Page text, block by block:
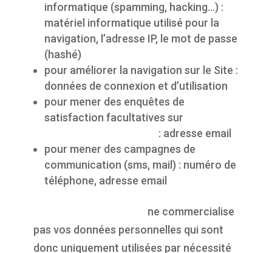
informatique (spamming, hacking…) :
matériel informatique utilisé pour la
navigation, l’adresse IP, le mot de passe
(hashé)
pour améliorer la navigation sur le Site :
données de connexion et d’utilisation
pour mener des enquêtes de
satisfaction facultatives sur
: adresse email
pour mener des campagnes de
communication (sms, mail) : numéro de
téléphone, adresse email
ne commercialise
pas vos données personnelles qui sont
donc uniquement utilisées par nécessité